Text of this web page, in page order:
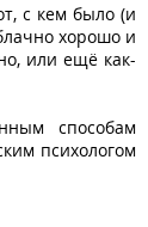
с кем было (и
хорошо и
или ещё как-
способам
психологом